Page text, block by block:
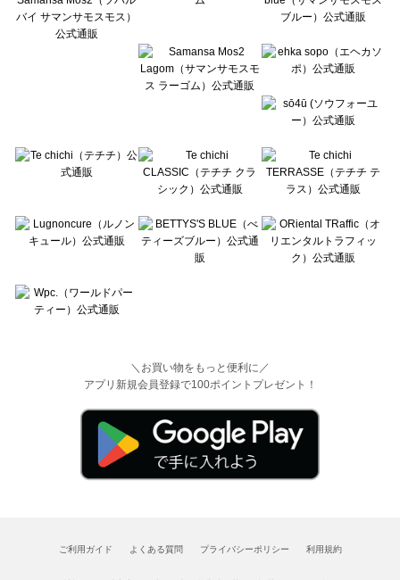
BETTY'S BLUE（べティーズブルー）のカットソー一覧
Wpc.（ワールドパーティー）のカットソー一覧
＼お買い物をもっと便利に／
アプリ新規会員登録で100ポイントプレゼント！
ご利用ガイド よくある質問 プライバシーポリシー 利用規約